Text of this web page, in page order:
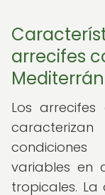
arrecifes
Los
variables en
tropicales. La